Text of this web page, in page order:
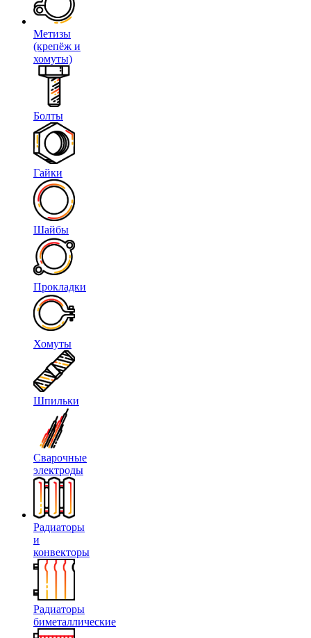
Метизы
(крепёж и
хомуты)
Болты
Гайки
Шайбы
Прокладки
Хомуты
Шпильки
Сварочные
электроды
Радиаторы
и
конвекторы
Радиаторы
биметаллические